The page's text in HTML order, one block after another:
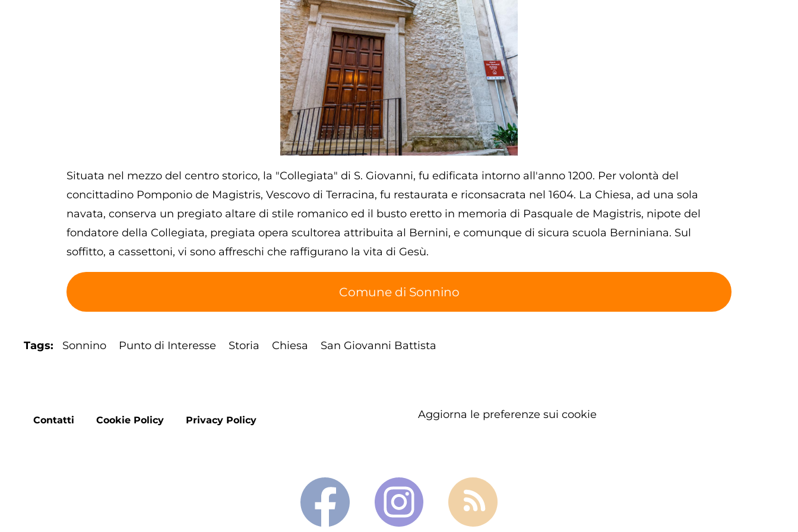
Situata nel mezzo del centro storico, la "Collegiata" di S. Giovanni, fu edificata intorno all'anno 1200. Per volontà del
concittadino Pomponio de Magistris, Vescovo di Terracina, fu restaurata e riconsacrata nel 1604. La Chiesa, ad una sola
navata, conserva un pregiato altare di stile romanico ed il busto eretto in memoria di Pasquale de Magistris, nipote del
fondatore della Collegiata, pregiata opera scultorea attribuita al Bernini, e comunque di sicura scuola Berniniana. Sul
soffitto, a cassettoni, vi sono affreschi che raffigurano la vita di Gesù.
Comune di Sonnino
Tags Sonnino Punto di Interesse Storia Chiesa San Giovanni Battista
Footer
Contatti Cookie Policy Privacy Policy Aggiorna le preferenze sui cookie